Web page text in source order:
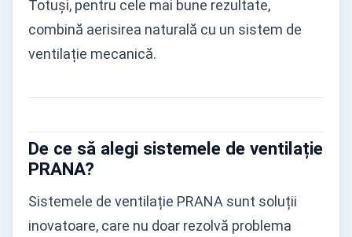
Totuși, pentru cele mai bune rezultate,
combină aerisirea naturală cu un sistem de
ventilație mecanică.
De ce să alegi sistemele de ventilație
PRANA?
Sistemele de ventilație PRANA sunt soluții
inovatoare, care nu doar rezolvă problema